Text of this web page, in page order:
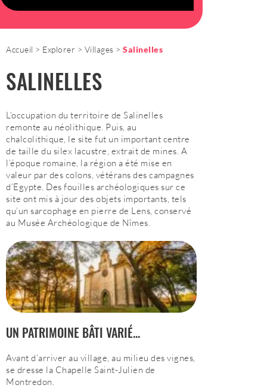
Accueil Explorer Villages Salinelles
SALINELLES
L’occupation du territoire de Salinelles
remonte au néolithique. Puis, au
chalcolithique, le site fut un important centre
de taille du silex lacustre, extrait de mines. A
l’époque romaine, la région a été mise en
valeur par des colons, vétérans des campagnes
d’Egypte. Des fouilles archéologiques sur ce
site ont mis à jour des objets importants, tels
qu’un sarcophage en pierre de Lens, conservé
au Musée Archéologique de Nîmes.
UN PATRIMOINE BÂTI VARIÉ...
Avant d’arriver au village, au milieu des vignes,
se dresse la Cha­pelle Saint-Julien de
Montredon.